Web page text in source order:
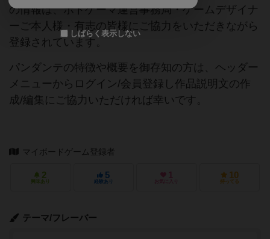
の情報は、ボドゲーマ運営事務局・ゲームデザイナ
ーご本人様・有志の皆様にご協力をいただきながら
登録されています。
パンダンテの特徴や概要を御存知の方は、ヘッダー
メニューからログイン/会員登録し作品説明文の作
成/編集にご協力いただければ幸いです。
マイボードゲーム登録者
2
興味あり
5
経験あり
1
お気に入り
10
持ってる
テーマ/フレーバー
しばらく表示しない